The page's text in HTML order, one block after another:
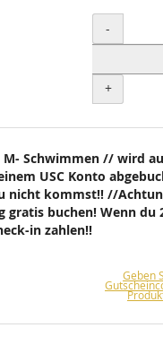
Menge
-
+
Schwimmen // wird
USC Konto
nicht kommst!! //
gratis buchen! Wenn
in zahlen!!
Geben